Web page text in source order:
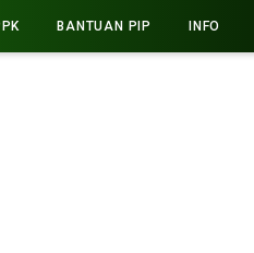
BANTUAN PIP INFO